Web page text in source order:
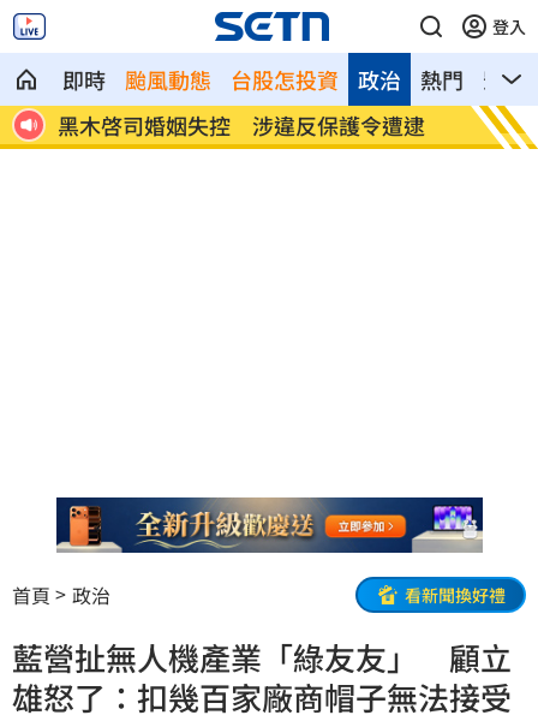
登入
即時 颱風動態 台股怎投資 熱門 影音
政治
」 黑木啓司婚姻失控 涉違反保護令遭逮 嫌軍
首頁 政治 看新聞換好禮
藍營扯無人機產業「綠友友」 顧立
雄怒了：扣幾百家廠商帽子無法接受